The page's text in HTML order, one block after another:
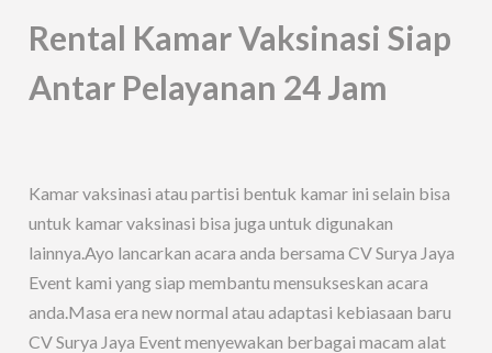
Rental Kamar Vaksinasi Siap
Antar Pelayanan 24 Jam
Kamar vaksinasi atau partisi bentuk kamar ini selain bisa
untuk kamar vaksinasi bisa juga untuk digunakan
lainnya.Ayo lancarkan acara anda bersama CV Surya Jaya
Event kami yang siap membantu mensukseskan acara
anda.Masa era new normal atau adaptasi kebiasaan baru
CV Surya Jaya Event menyewakan berbagai macam alat